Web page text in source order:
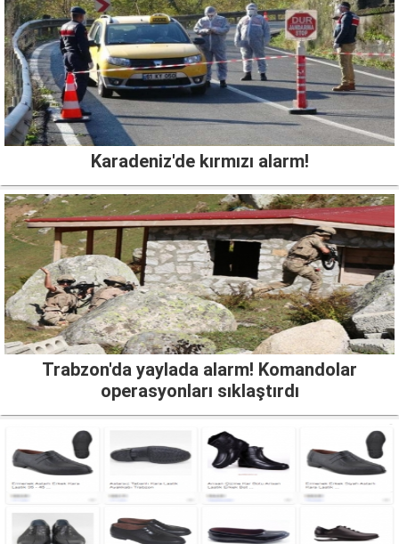
Karadeniz'de kırmızı alarm!
Trabzon'da yaylada alarm! Komandolar
operasyonları sıklaştırdı